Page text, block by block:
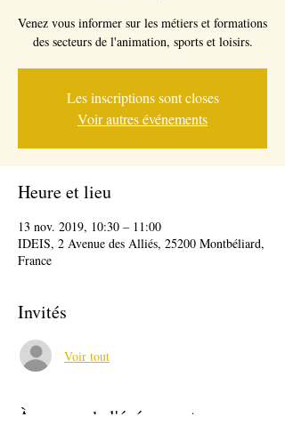
Venez vous informer sur les métiers et formations
des secteurs de l'animation, sports et loisirs.
Les inscriptions sont closes
Voir autres événements
Heure et lieu
13 nov. 2019, 10:30 – 11:00
IDEIS, 2 Avenue des Alliés, 25200 Montbéliard,
France
Invités
Voir tout
À propos de l'événement